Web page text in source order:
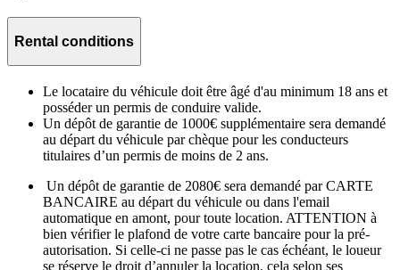
Rental conditions
Le locataire du véhicule doit être âgé d'au minimum 18 ans et
posséder un permis de conduire valide.
Un dépôt de garantie de 1000€ supplémentaire sera demandé
au départ du véhicule par chèque pour les conducteurs
titulaires d’un permis de moins de 2 ans.
Un dépôt de garantie de 2080€ sera demandé par CARTE
BANCAIRE au départ du véhicule ou dans l'email
automatique en amont, pour toute location. ATTENTION à
bien vérifier le plafond de votre carte bancaire pour la pré-
autorisation. Si celle-ci ne passe pas le cas échéant, le loueur
se réserve le droit d’annuler la location, cela selon ses